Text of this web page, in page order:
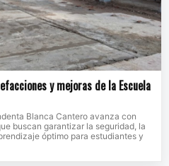
y mejoras de la Escuela
Blanca Cantero avanza con
buscan garantizar la seguridad, la
óptimo para estudiantes y